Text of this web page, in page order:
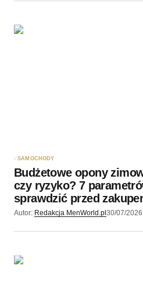
SAMOCHODY
Budżetowe opony
czy ryzyko? 7
sprawdzić przed
Autor: Redakcja MenWorld.pl 30/07/2026